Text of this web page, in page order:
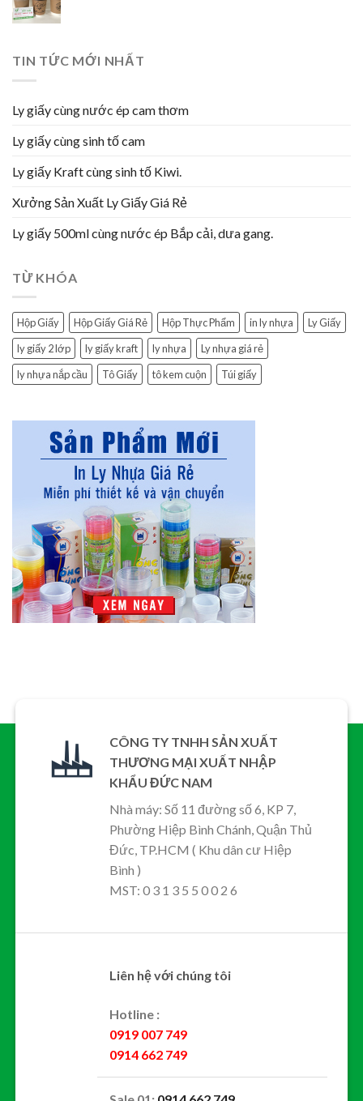
TIN TỨC MỚI NHẤT
Ly giấy cùng nước ép cam thơm
Ly giấy cùng sinh tố cam
Ly giấy Kraft cùng sinh tố Kiwi.
Xưởng Sản Xuất Ly Giấy Giá Rẻ
Ly giấy 500ml cùng nước ép Bắp cải, dưa gang.
TỪ KHÓA
Hộp Giấy Hộp Giấy Giá Rẻ Hộp Thực Phẩm in ly nhựa
Ly Giấy
ly giấy 2 lớp
ly giấy kraft ly nhựa
Ly nhựa giá rẻ
ly nhựa nắp cầu
Tô Giấy tô kem cuộn Túi giấy
CÔNG TY TNHH SẢN XUẤT
THƯƠNG MẠI XUẤT NHẬP
KHẨU ĐỨC NAM
Nhà máy: Số 11 đường số 6, KP 7,
Phường Hiệp Bình Chánh, Quận Thủ
Đức, TP.HCM ( Khu dân cư Hiệp
Bình )
MST: 0 3 1 3 5 5 0 0 2 6
Liên hệ với chúng tôi
Hotline :
0919 007 749
0914 662 749